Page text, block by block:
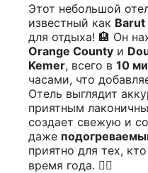
Этот небольшой
известный как Barut
для отдыха! 🏨 Он
Orange County и
Kemer, всего в 10
часами, что
Отель выглядит
приятным
создает свежую и
даже
приятно для тех,
время года. 🏊‍♂️